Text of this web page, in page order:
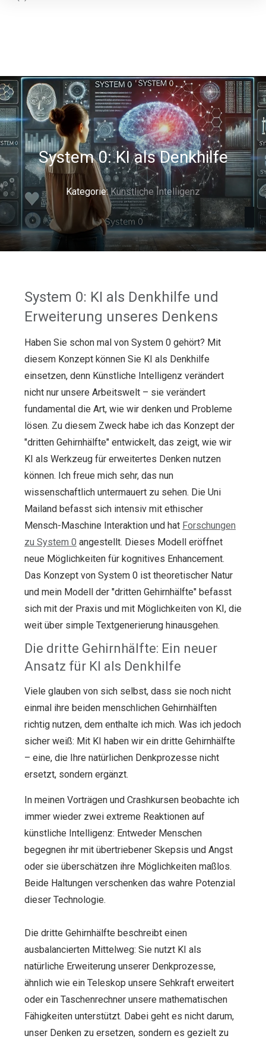
System 0: KI als Denkhilfe
Kategorie:Künstliche Intelligenz
System 0: KI als Denkhilfe und
Erweiterung unseres Denkens
Haben Sie schon mal von System 0 gehört? Mit
diesem Konzept können Sie KI als Denkhilfe
einsetzen, denn Künstliche Intelligenz verändert
nicht nur unsere Arbeitswelt – sie verändert
fundamental die Art, wie wir denken und Probleme
lösen. Zu diesem Zweck habe ich das Konzept der
"dritten Gehirnhälfte" entwickelt, das zeigt, wie wir
KI als Werkzeug für erweitertes Denken nutzen
können. Ich freue mich sehr, das nun
wissenschaftlich untermauert zu sehen. Die Uni
Mailand befasst sich intensiv mit ethischer
Mensch-Maschine Interaktion und hat Forschungen
zu System 0 angestellt. Dieses Modell eröffnet
neue Möglichkeiten für kognitives Enhancement.
Das Konzept von System 0 ist theoretischer Natur
und mein Modell der "dritten Gehirnhälfte" befasst
sich mit der Praxis und mit Möglichkeiten von KI, die
weit über simple Textgenerierung hinausgehen.
Die dritte Gehirnhälfte: Ein neuer
Ansatz für KI als Denkhilfe
Viele glauben von sich selbst, dass sie noch nicht
einmal ihre beiden menschlichen Gehirnhälften
richtig nutzen, dem enthalte ich mich. Was ich jedoch
sicher weiß: Mit KI haben wir ein dritte Gehirnhälfte
– eine, die Ihre natürlichen Denkprozesse nicht
ersetzt, sondern ergänzt.
In meinen Vorträgen und Crashkursen beobachte ich
immer wieder zwei extreme Reaktionen auf
künstliche Intelligenz: Entweder Menschen
begegnen ihr mit übertriebener Skepsis und Angst
oder sie überschätzen ihre Möglichkeiten maßlos.
Beide Haltungen verschenken das wahre Potenzial
dieser Technologie.
Die dritte Gehirnhälfte beschreibt einen
ausbalancierten Mittelweg: Sie nutzt KI als
natürliche Erweiterung unserer Denkprozesse,
ähnlich wie ein Teleskop unsere Sehkraft erweitert
oder ein Taschenrechner unsere mathematischen
Fähigkeiten unterstützt. Dabei geht es nicht darum,
unser Denken zu ersetzen, sondern es gezielt zu